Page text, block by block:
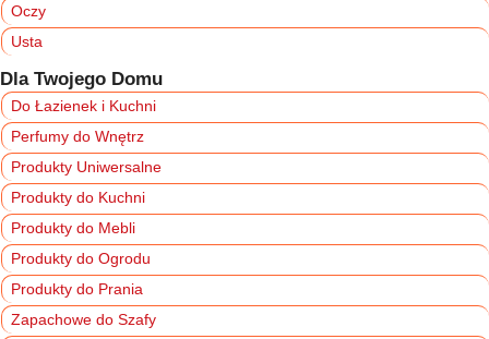
Oczy
Usta
Dla Twojego Domu
Do Łazienek i Kuchni
Perfumy do Wnętrz
Produkty Uniwersalne
Produkty do Kuchni
Produkty do Mebli
Produkty do Ogrodu
Produkty do Prania
Zapachowe do Szafy